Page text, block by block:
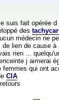
suis fait opérée d
des
médecin ne
lien de cause
rien ...
j aimerai
femmes qui ont
CIA